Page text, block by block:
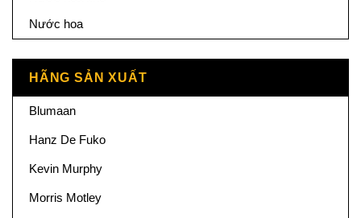
Nước hoa
HÃNG SẢN XUẤT
Blumaan
Hanz De Fuko
Kevin Murphy
Morris Motley